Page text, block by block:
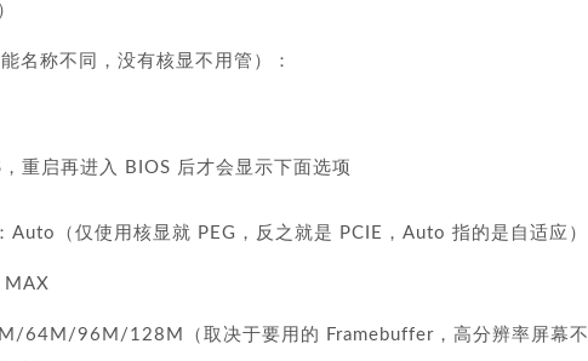
名称不同，没有核显不用管）：
重启再进入 BIOS 后才会显示下面选项
（仅使用核显就 PEG，反之就是 PCIE，Auto 指的是自适应）
MAX
64M/96M/128M（取决于要用的 Framebuffer，高分辨率屏幕不